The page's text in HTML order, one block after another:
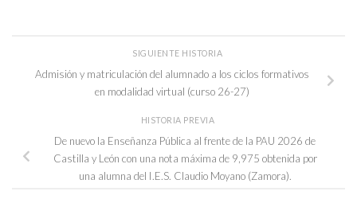
SIGUIENTE HISTORIA
Admisión y matriculación del alumnado a los ciclos formativos
en modalidad virtual (curso 26-27)
HISTORIA PREVIA
De nuevo la Enseñanza Pública al frente de la PAU 2026 de
Castilla y León con una nota máxima de 9,975 obtenida por
una alumna del I.E.S. Claudio Moyano (Zamora).